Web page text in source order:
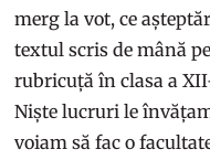
merg la vot, ce
textul scris de mână
rubricuță în clasa a
Niște lucruri le
voiam să fac o